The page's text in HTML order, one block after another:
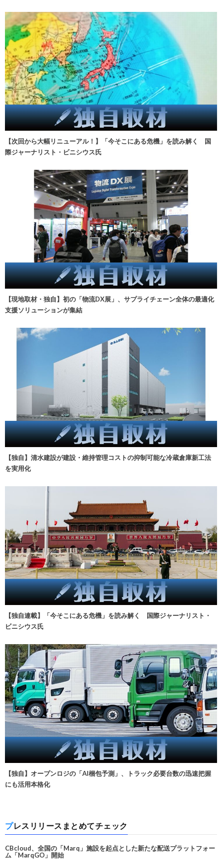
【次回から大幅リニューアル！】「今そこにある危機」を読み解く 国
際ジャーナリスト・ビニシウス氏
【現地取材・独自】初の「物流DX展」、サプライチェーン全体の最適化
支援ソリューションが集結
【独自】清水建設が建設・維持管理コストの抑制可能な冷蔵倉庫新工法
を実用化
【独自連載】「今そこにある危機」を読み解く 国際ジャーナリスト・
ビニシウス氏
【独自】オープンロジの「AI梱包予測」、トラック必要台数の迅速把握
にも活用本格化
プレスリリースまとめてチェック
CBcloud、全国の「Marq」施設を起点とした新たな配送プラットフォー
ム「MarqGO」開始